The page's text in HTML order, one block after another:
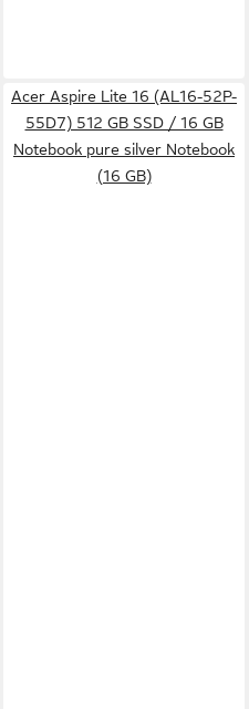
Acer Aspire Lite 16 (AL16-52P-
55D7) 512 GB SSD / 16 GB
Notebook pure silver Notebook
(16 GB)